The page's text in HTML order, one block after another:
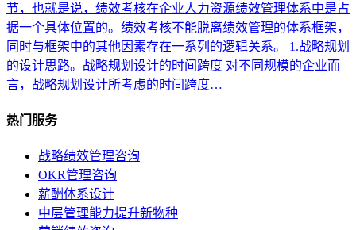
节，也就是说，绩效考核在企业人力资源绩效管理体系中是占
据一个具体位置的。绩效考核不能脱离绩效管理的体系框架，
同时与框架中的其他因素存在一系列的逻辑关系。 1.战略规划
的设计思路。战略规划设计的时间跨度 对不同规模的企业而
言，战略规划设计所考虑的时间跨度…
热门服务
战略绩效管理咨询
OKR管理咨询
薪酬体系设计
中层管理能力提升新物种